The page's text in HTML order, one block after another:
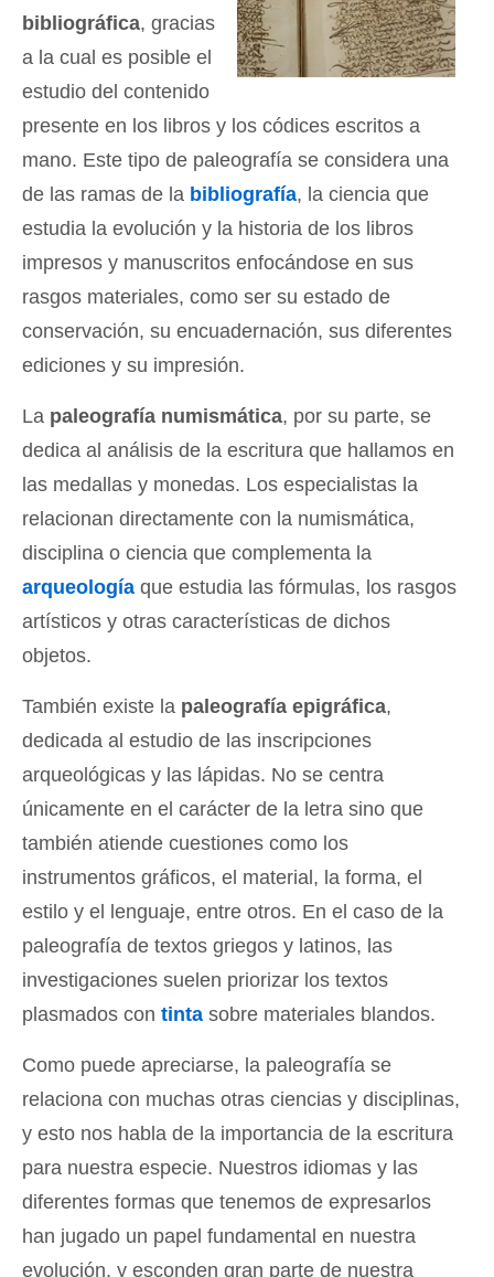
bibliográfica, gracias
a la cual es posible el
estudio del contenido
presente en los libros y los códices escritos a
mano. Este tipo de paleografía se considera una
de las ramas de la bibliografía, la ciencia que
estudia la evolución y la historia de los libros
impresos y manuscritos enfocándose en sus
rasgos materiales, como ser su estado de
conservación, su encuadernación, sus diferentes
ediciones y su impresión.
La paleografía numismática, por su parte, se
dedica al análisis de la escritura que hallamos en
las medallas y monedas. Los especialistas la
relacionan directamente con la numismática,
disciplina o ciencia que complementa la
arqueología que estudia las fórmulas, los rasgos
artísticos y otras características de dichos
objetos.
También existe la paleografía epigráfica,
dedicada al estudio de las inscripciones
arqueológicas y las lápidas. No se centra
únicamente en el carácter de la letra sino que
también atiende cuestiones como los
instrumentos gráficos, el material, la forma, el
estilo y el lenguaje, entre otros. En el caso de la
paleografía de textos griegos y latinos, las
investigaciones suelen priorizar los textos
plasmados con tinta sobre materiales blandos.
Como puede apreciarse, la paleografía se
relaciona con muchas otras ciencias y disciplinas,
y esto nos habla de la importancia de la escritura
para nuestra especie. Nuestros idiomas y las
diferentes formas que tenemos de expresarlos
han jugado un papel fundamental en nuestra
evolución, y esconden gran parte de nuestra